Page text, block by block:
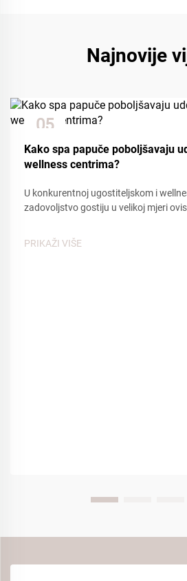
Najnovije
05
Dec
Kako spa papuče poboljšavaju
wellness centrima?
U konkurentnoj ugostiteljskom i
zadovoljstvo gostiju u velikoj mjeri
na iskustvo gostiju, spa papuče igraju
PRIKAŽI VIŠE